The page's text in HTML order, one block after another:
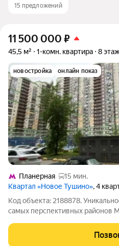
15 предложений
11 500 000 ₽
45,5 м² 1-комн. квартира 8
новостройка онлайн показ
Планерная
15 мин.
Квартал «Новое Тушино», 4
Код объекта: 2188878.
самых перспективных районов
городского типа Путилково, на
Квартира расположена на 8-м